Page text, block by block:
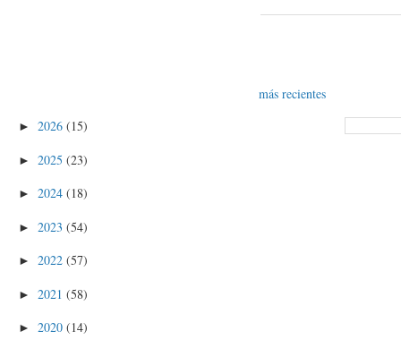
más recientes
► 2026 (15)
► 2025 (23)
► 2024 (18)
► 2023 (54)
► 2022 (57)
► 2021 (58)
► 2020 (14)